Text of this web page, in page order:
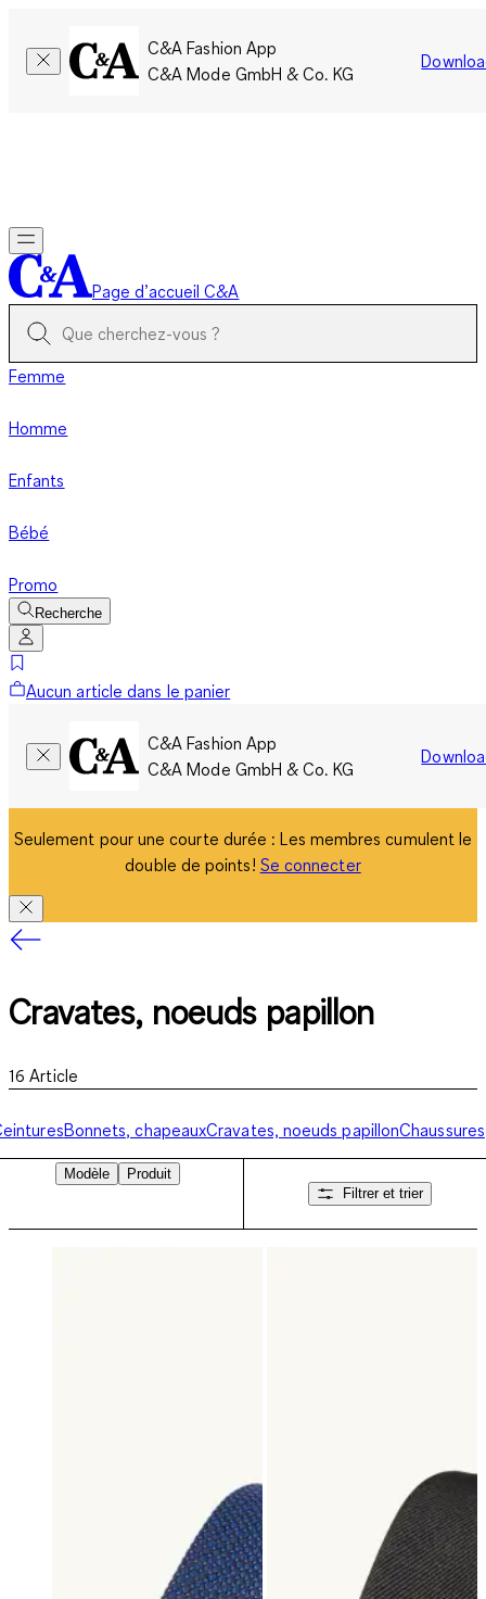
C&A Fashion App
C&A Mode GmbH & Co. KG
Page d’accueil C&A
Femme
Homme
Enfants
Bébé
Promo
Recherche
Aucun article dans le panier
C&A Fashion App
C&A Mode GmbH & Co. KG
Seulement pour une courte durée : Les membres cumulent le
double de points! Se connecter
Cravates, noeuds papillon
16 Article
Bonnets, chapeauxCravates, noeuds papillonChaussures
Modèle
Produit
Filtrer et trier